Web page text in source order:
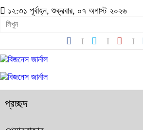
১২:৩১ পূর্বাহ্ন, শুক্রবার, ০৭ অগাস্ট ২০২৬
প্রচ্ছদ